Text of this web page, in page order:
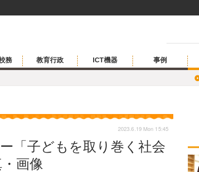
務 教育行政 ICT機器 事例
「子どもを取り巻く社会
画像
2023.6.19 Mon 15:45